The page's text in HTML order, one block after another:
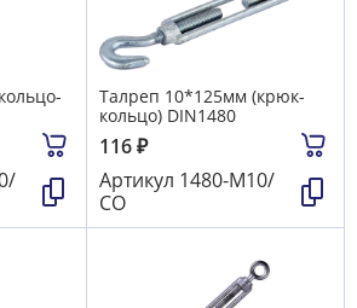
Талреп 10*125мм (крюк-
кольцо) DIN1480
116₽
Артикул 1480-М10/
СО